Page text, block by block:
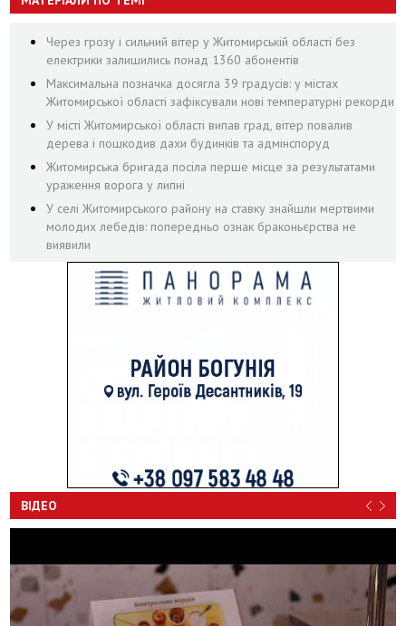
Через грозу і сильний вітер у Житомирській області без
електрики залишились понад 1360 абонентів
Максимальна позначка досягла 39 градусів: у містах
Житомирської області зафіксували нові температурні рекорди
У місті Житомирської області випав град, вітер повалив
дерева і пошкодив дахи будинків та адмінспоруд
Житомирська бригада посіла перше місце за результатами
ураження ворога у липні
У селі Житомирського району на ставку знайшли мертвими
молодих лебедів: попередньо ознак браконьєрства не
виявили
ВІДЕО